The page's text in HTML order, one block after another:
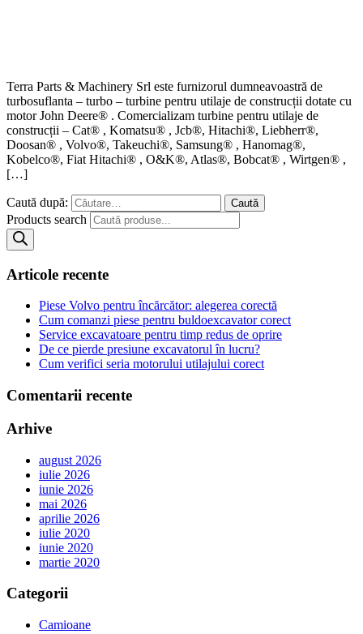
Terra Parts & Machinery Srl este furnizorul dumneavoastră de
turbosuflanta – turbo – turbine pentru utilaje de construcții dotate cu
motor John Deere® . Comercializam turbine pentru utilaje de
construcții – Cat® , Komatsu® , Jcb®, Hitachi®, Liebherr®,
Doosan® , Volvo®, Takeuchi®, Samsung® , Hanomag®,
Kobelco®, Fiat Hitachi® , O&K®, Atlas®, Bobcat® , Wirtgen® ,
[…]
Caută după:
Products search
Articole recente
Piese Volvo pentru încărcător: alegerea corectă
Cum comanzi piese pentru buldoexcavator corect
Service excavatoare pentru timp redus de oprire
De ce pierde presiune excavatorul în lucru?
Cum verifici seria motorului utilajului corect
Comentarii recente
Arhive
august 2026
iulie 2026
iunie 2026
mai 2026
aprilie 2026
iulie 2020
iunie 2020
martie 2020
Categorii
Camioane